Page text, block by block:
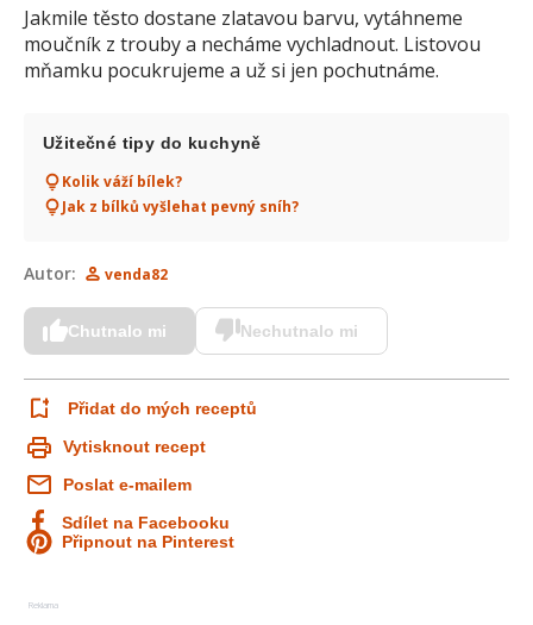
Jakmile těsto dostane zlatavou barvu, vytáhneme
moučník z trouby a necháme vychladnout. Listovou
mňamku pocukrujeme a už si jen pochutnáme.
Užitečné tipy do kuchyně
Kolik váží bílek?
Jak z bílků vyšlehat pevný sníh?
Autor: venda82
Chutnalo mi Nechutnalo mi
Přidat do mých receptů
Vytisknout recept
Poslat e-mailem
Sdílet na Facebooku
Připnout na Pinterest
Reklama